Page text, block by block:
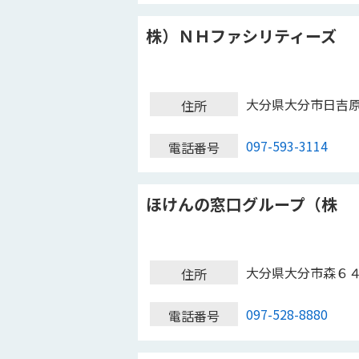
株）ＮＨファシリティーズ
住所 大分県大分市日吉
電話番号 097-593-3114
ほけんの窓口グループ（株
住所 大分県大分市森６
電話番号 097-528-8880